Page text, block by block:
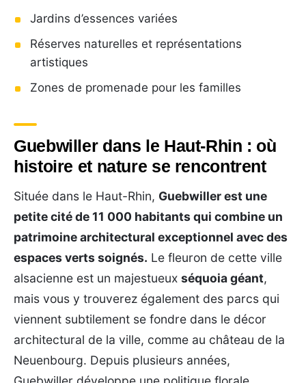
Jardins d’essences variées
Réserves naturelles et représentations
artistiques
Zones de promenade pour les familles
Guebwiller dans le Haut-Rhin : où
histoire et nature se rencontrent
Située dans le Haut-Rhin, Guebwiller est une
petite cité de 11 000 habitants qui combine un
patrimoine architectural exceptionnel avec des
espaces verts soignés. Le fleuron de cette ville
alsacienne est un majestueux séquoia géant,
mais vous y trouverez également des parcs qui
viennent subtilement se fondre dans le décor
architectural de la ville, comme au château de la
Neuenbourg. Depuis plusieurs années,